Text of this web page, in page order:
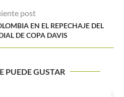
post
EN EL REPECHAJE DEL
DE COPA DAVIS
PUEDE GUSTAR